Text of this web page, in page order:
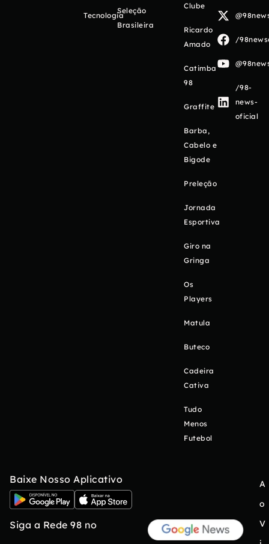
Tecnologia
Seleção
Brasileira
Clube
Ricardo
Amado
Catimba
98
Graffite
Barba,
Cabelo e
Bigode
Preleção
Jornada
Esportiva
Giro na
Gringa
Os
Players
Matula
Buteco
Cadeira
Cativa
Tudo
Menos
Futebol
/
/98-
news-
oficial
Baixe Nosso Aplicativo
Siga a Rede 98 no
A
o
V